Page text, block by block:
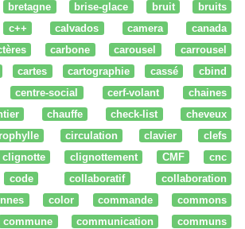
bretagne brise-glace bruit
bruits
c++ calvados camera
canada
carbone carousel
carrousel
cartes cartographie cassé
cbind
centre-social cerf-volant
chaines
chauffe check-list
cheveux
circulation clavier
clefs
clignotte clignottement CMF
cnc
code collaboratif
collaboration
color commande
commons
commune communication
communs